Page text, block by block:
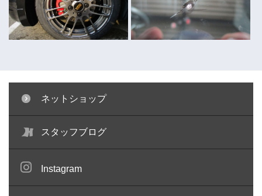
キャリパー塗装 ～コペン～
ネットショップ
スタッフブログ
Instagram